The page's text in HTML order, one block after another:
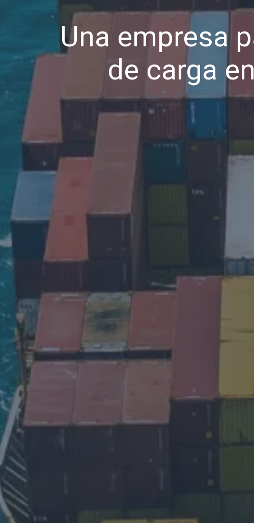
Una empresa
de carga